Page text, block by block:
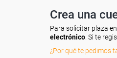
Crea una
Para solicitar plaza
electrónico . Si te
¿Por qué te pedimos